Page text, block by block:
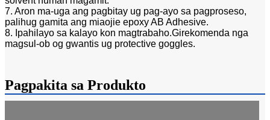
7. Aron ma-uga ang pagbitay ug pag-ayo sa pagproseso,
palihug gamita ang miaojie epoxy AB Adhesive.
8. Ipahilayo sa kalayo kon magtrabaho.Girekomenda nga
magsul-ob og gwantis ug protective goggles.
Pagpakita sa Produkto